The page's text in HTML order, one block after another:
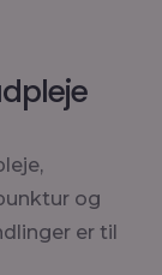
og
er til